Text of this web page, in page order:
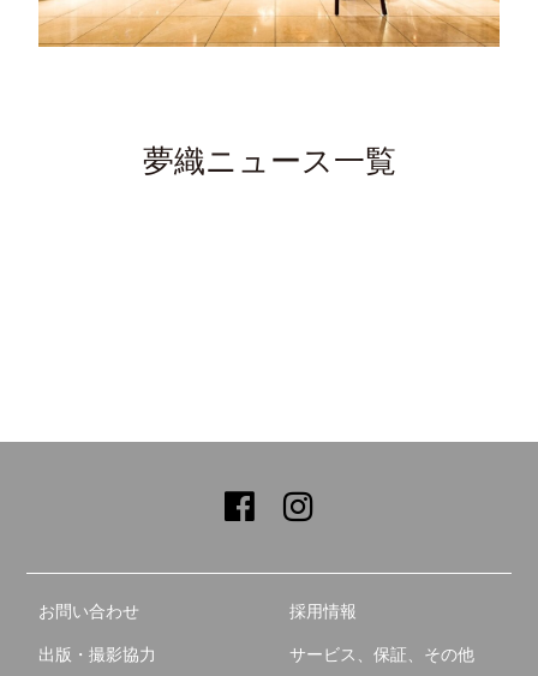
夢織ニュース一覧
お問い合わせ
採用情報
出版・撮影協力
サービス、保証、その他